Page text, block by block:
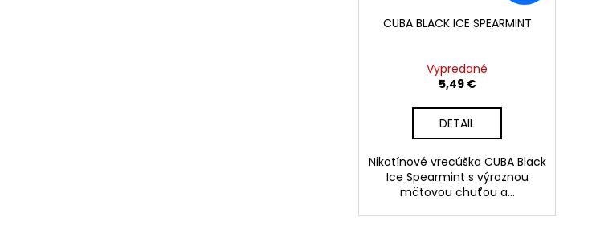
CUBA BLACK ICE SPEARMINT
Vypredané
5,49 €
DETAIL
Nikotínové vrecúška CUBA Black
Ice Spearmint s výraznou
mätovou chuťou a...